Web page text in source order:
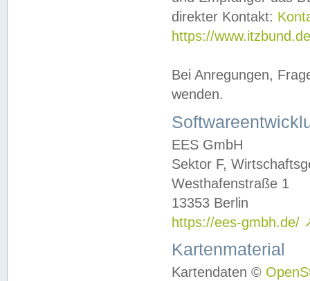
direkter Kontakt:
https://
Bei Anregungen,
wenden.
EES GmbH
Sektor F,
Westhafenstraße 1
13353 Berlin
https://ees-gmbh.de/
Kartenmaterial
Kartendaten ©